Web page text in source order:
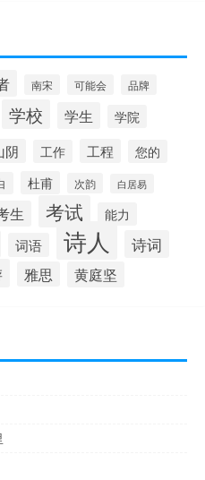
南宋 可能会 品牌
学校 学生 学院
阴 工作 工程 您的
杜甫 次韵 白居易
生 考试 能力
词语 诗人 诗词
雅思 黄庭坚